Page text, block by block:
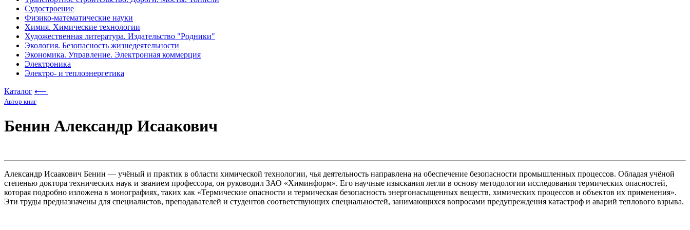
Судостроение
Физико-математические науки
Химия. Химические технологии
Художественная литература. Издательство "Родники"
Экология. Безопасность жизнедеятельности
Экономика. Управление. Электронная коммерция
Электроника
Электро- и теплоэнергетика
Каталог ⟵
Автор книг
Бенин Александр Исаакович
Александр Исаакович Бенин — учёный и практик в области химической технологии, чья деятельность направлена на обеспечение безопасности промышленных процессов. Обладая учёной
степенью доктора технических наук и званием профессора, он руководил ЗАО «Химинформ». Его научные изыскания легли в основу методологии исследования термических опасностей,
которая подробно изложена в монографиях, таких как «Термические опасности и термическая безопасность энергонасыщенных веществ, химических процессов и объектов их применения».
Эти труды предназначены для специалистов, преподавателей и студентов соответствующих специальностей, занимающихся вопросами предупреждения катастроф и аварий теплового взрыва.